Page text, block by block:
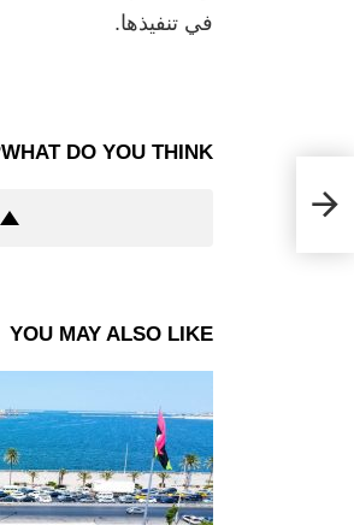
في تنفيذها.
WHAT DO YOU THINK?
YOU MAY ALSO LIKE
حجم